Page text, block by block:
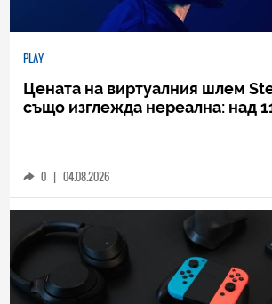
PLAY
Цената на виртуалния шлем
също изглежда нереална: над
0 | 04.08.2026